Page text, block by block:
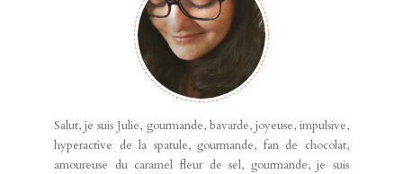
Salut, je suis Julie, gourmande, bavarde, joyeuse, impulsive,
hyperactive de la spatule, gourmande, fan de chocolat,
amoureuse du caramel fleur de sel, gourmande, je suis